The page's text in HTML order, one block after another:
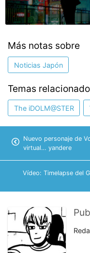
Más notas sobre
Noticias Japón
Temas
The iDOLM@STER
Nuevo personaje de
virtual… yandere
Vídeo: Timelapse del